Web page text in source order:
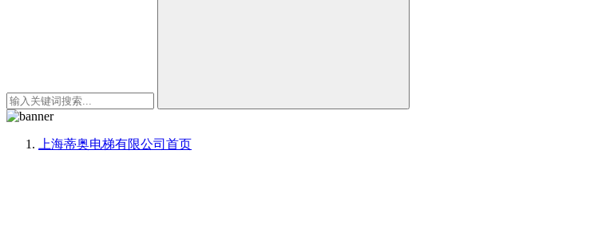
上海蒂奥电梯有限公司 首页